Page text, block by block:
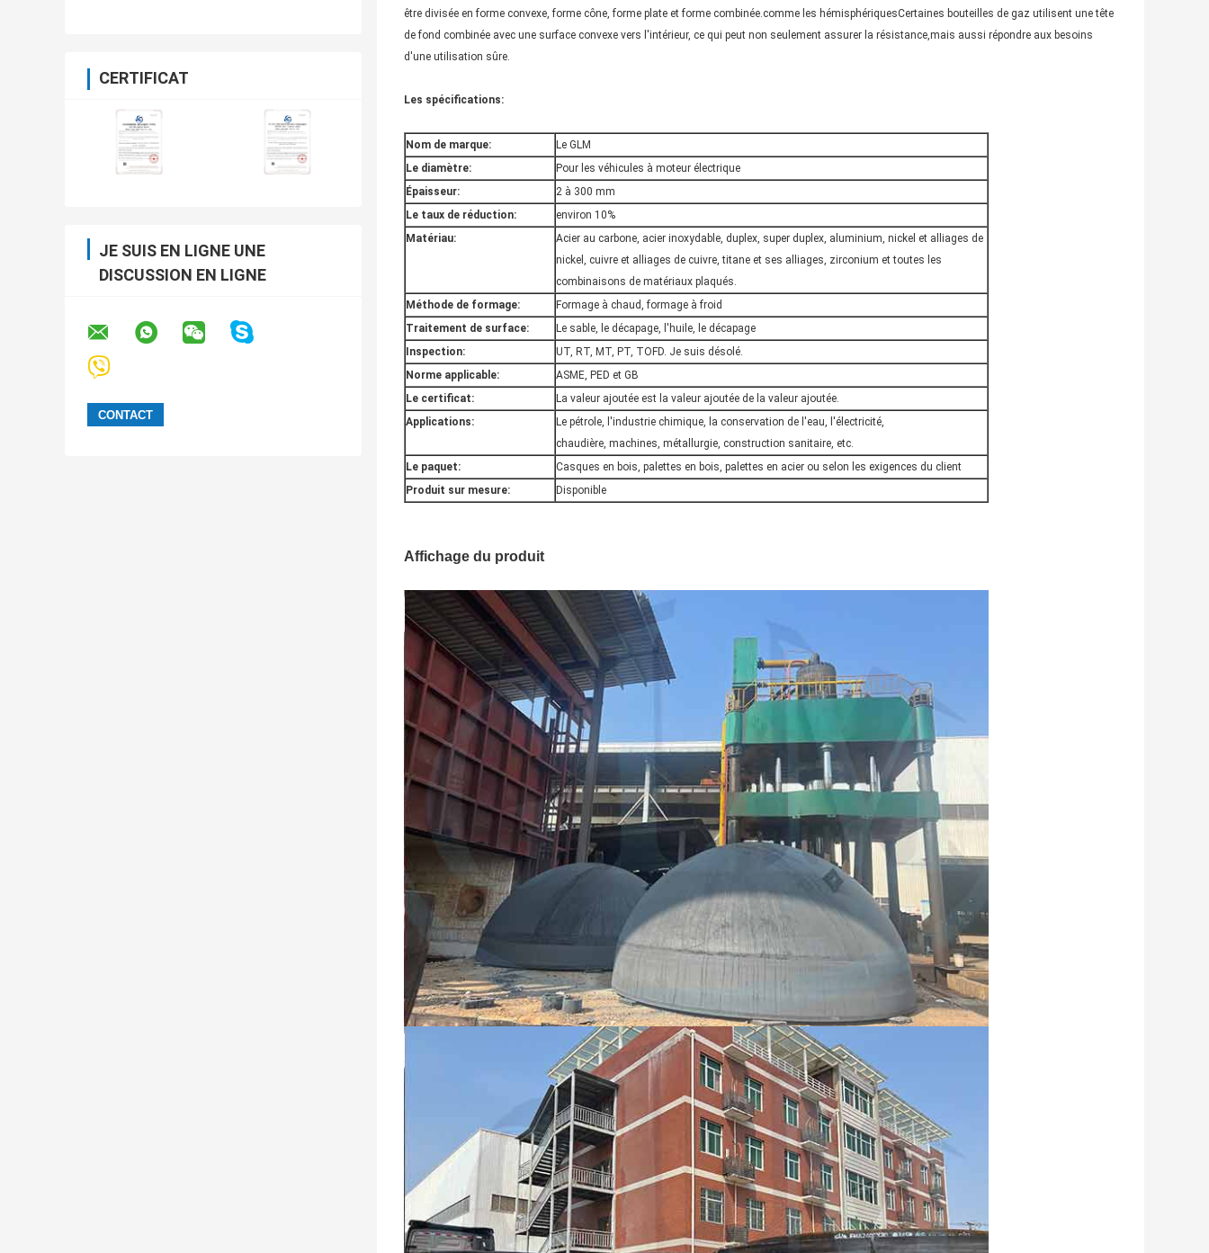
CERTIFICAT
JE SUIS EN LIGNE UNE
DISCUSSION EN LIGNE
être divisée en forme convexe, forme cône, forme plate et forme combinée.comme les hémisphériquesCertaines bouteilles de gaz utilisent une tête
de fond combinée avec une surface convexe vers l'intérieur, ce qui peut non seulement assurer la résistance,mais aussi répondre aux besoins
d'une utilisation sûre.
Les spécifications:
Nom de marque:
Le GLM
Le diamètre:
Pour les véhicules à moteur électrique
Épaisseur:
2 à 300 mm
Le taux de réduction:
environ 10%
Matériau:
Acier au carbone, acier inoxydable, duplex, super duplex, aluminium, nickel et alliages de
nickel, cuivre et alliages de cuivre, titane et ses alliages, zirconium et toutes les
combinaisons de matériaux plaqués.
Méthode de formage:
Formage à chaud, formage à froid
Traitement de surface:
Le sable, le décapage, l'huile, le décapage
Inspection:
UT, RT, MT, PT, TOFD. Je suis désolé.
Norme applicable:
ASME, PED et GB
Le certificat:
La valeur ajoutée est la valeur ajoutée de la valeur ajoutée.
Applications:
Le pétrole, l'industrie chimique, la conservation de l'eau, l'électricité,
chaudière, machines, métallurgie, construction sanitaire, etc.
Le paquet:
Casques en bois, palettes en bois, palettes en acier ou selon les exigences du client
Produit sur mesure:
Disponible
Affichage du produit